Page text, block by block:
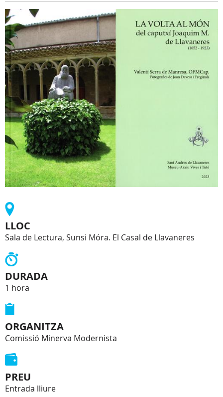
LLOC
Sala de Lectura, Sunsi Móra. El Casal de Llavaneres
DURADA
1 hora
ORGANITZA
Comissió Minerva Modernista
PREU
Entrada lliure